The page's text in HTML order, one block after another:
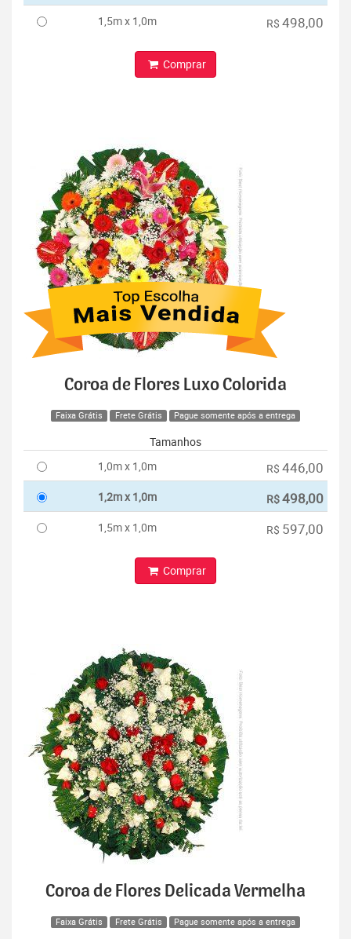
1,5m x 1,0m R$ 498,00
Comprar
Coroa de Flores Luxo Colorida
Faixa Grátis Frete Grátis Pague somente após a entrega
Tamanhos
1,0m x 1,0m
R$ 446,00
1,2m x 1,0m R$498,00
1,5m x 1,0m R$ 597,00
Comprar
Coroa de Flores Delicada Vermelha
Faixa Grátis Frete Grátis Pague somente após a entrega